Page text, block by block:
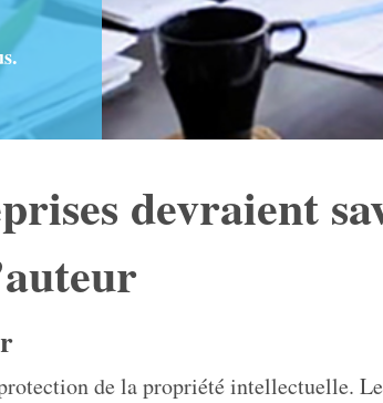
devraient
de la propriété intellectuelle.